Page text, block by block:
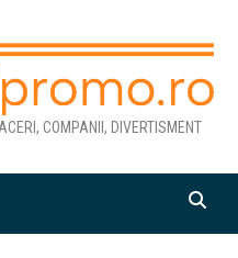
COMPANII, DIVERTISMENT